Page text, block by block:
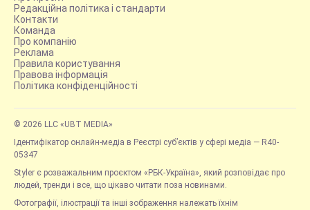
Редакційна політика і стандарти
Контакти
Команда
Про компанію
Реклама
Правила користування
Правова інформація
Політика конфіденційності
© 2026 LLC «UBT MEDIA»
Ідентифікатор онлайн-медіа в Реєстрі суб’єктів у сфері медіа — R40-
05347
Styler є розважальним проєктом «РБК-Україна», який розповідає про
людей, тренди і все, що цікаво читати поза новинами.
Фотографії, ілюстрації та інші зображення належать їхнім